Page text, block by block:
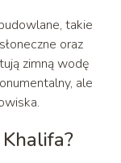
takie
oraz
zimną wodę
ale